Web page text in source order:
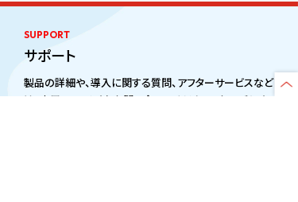
SUPPORT
サポート
製品の詳細や、導入に関する質問、アフターサービスなど
は、専用フォームよりお問い合わせください。 お電話によ